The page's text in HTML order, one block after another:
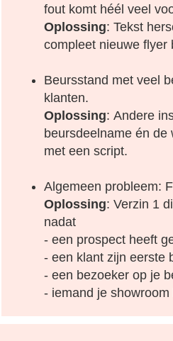
fout komt héél veel
Oplossing: Tekst
compleet nieuwe flyer
Beursstand met veel
klanten.
Oplossing: Andere
beursdeelname én
met een script.
Algemeen probleem:
Oplossing: Verzin 1
nadat
- een prospect heeft
- een klant zijn eerste
- een bezoeker op je
- iemand je